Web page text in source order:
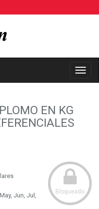
EN KG
Bloqueado
Jun, Jul,